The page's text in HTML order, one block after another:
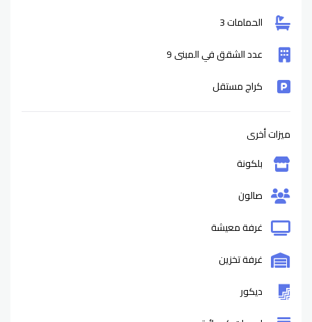
الحمامات 3
عدد الشقق في المبنى 9
كراج مستقل
ميزات أخرى
بلكونة
صالون
غرفة معيشة
غرفة تخزين
ديكور